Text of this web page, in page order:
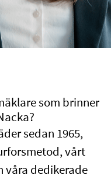
som brinner
sedan 1965,
vårt
våra dedikerade